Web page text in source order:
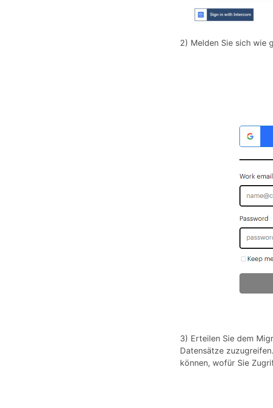
2) Melden Sie sich wie
3) Erteilen Sie dem
Datensätze
können, wofür Sie